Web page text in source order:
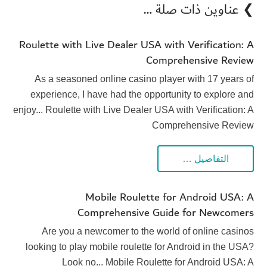
❯ عناوين ذات صلة …
Roulette with Live Dealer USA with Verification: A
Comprehensive Review
As a seasoned online casino player with 17 years of
experience, I have had the opportunity to explore and
enjoy... Roulette with Live Dealer USA with Verification: A
Comprehensive Review
التفاصيل …
Mobile Roulette for Android USA: A
Comprehensive Guide for Newcomers
Are you a newcomer to the world of online casinos
looking to play mobile roulette for Android in the USA?
Look no... Mobile Roulette for Android USA: A